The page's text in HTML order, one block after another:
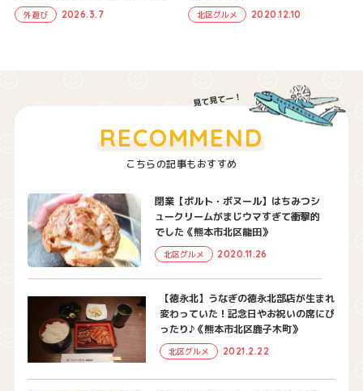
外遊び 2026.3.7 北区グルメ 2020.12.10
こちらの記事もおすすめ
RECOMMEND
閉業【ポルト・ボヌール】はちみつシ
ュークリームがまじウマすぎて衝撃的
でした《熊本市北区龍田》
北区グルメ 2020.11.26
【徳永北】うなぎの徳永北部店が生まれ
変わっていた！記念日やお祝いの席にぴ
ったり♪《熊本市北区鹿子木町》
北区グルメ 2021.2.22